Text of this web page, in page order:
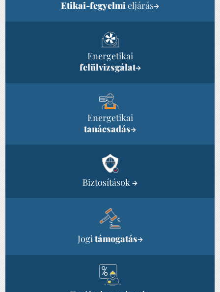
Etikai-fegyelmieljárás→
Energetikai
felülvizsgálat→
Energetikai
tanácsadás→
Biztosítások→
Jogitámogatás→